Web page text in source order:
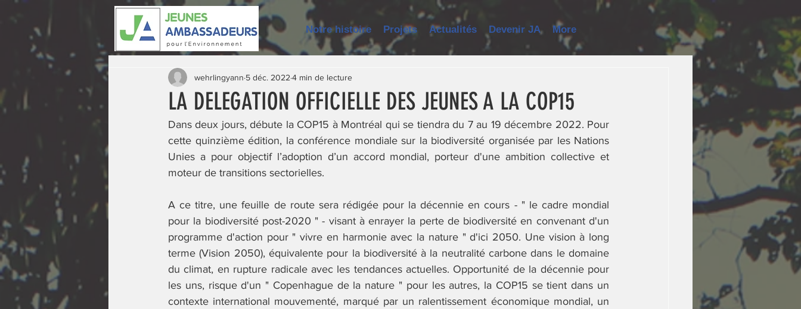
Notre histoire Projets Actualités Devenir JA More
LA DELEGATION OFFICIELLE DES JEUNES A LA COP15
wehrlingyann 5 déc. 2022 4 min de lecture
Dans deux jours, débute la COP15 à Montréal qui se tiendra du 7 au 19 décembre 2022. Pour
cette quinzième édition, la conférence mondiale sur la biodiversité organisée par les Nations
Unies a pour objectif l’adoption d’un accord mondial, porteur d'une ambition collective et
moteur de transitions sectorielles.
A ce titre, une feuille de route sera rédigée pour la décennie en cours - " le cadre mondial
pour la biodiversité post-2020 " - visant à enrayer la perte de biodiversité en convenant d'un
programme d'action pour " vivre en harmonie avec la nature " d'ici 2050. Une vision à long
terme (Vision 2050), équivalente pour la biodiversité à la neutralité carbone dans le domaine
du climat, en rupture radicale avec les tendances actuelles. Opportunité de la décennie pour
les uns, risque d'un " Copenhague de la nature " pour les autres, la COP15 se tient dans un
contexte international mouvementé, marqué par un ralentissement économique mondial, un